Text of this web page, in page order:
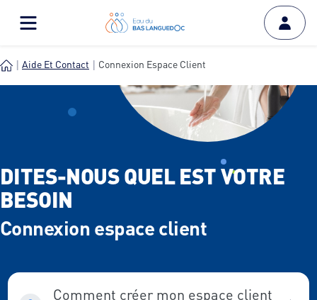
Aide Et Contact Connexion Espace Client
DITES-NOUS QUEL EST VOTRE
BESOIN
Connexion espace client
Comment créer mon espace client